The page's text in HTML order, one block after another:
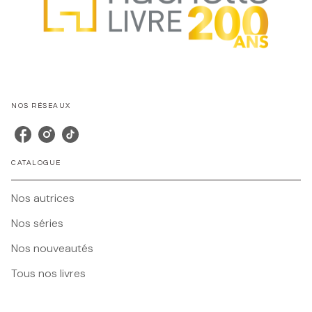
NOS RÉSEAUX
CATALOGUE
Nos autrices
Nos séries
Nos nouveautés
Tous nos livres